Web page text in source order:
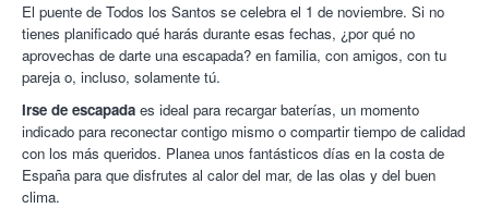
El puente de Todos los Santos se celebra el 1 de noviembre. Si no
tienes planificado qué harás durante esas fechas, ¿por qué no
aprovechas de darte una escapada? en familia, con amigos, con tu
pareja o, incluso, solamente tú.
Irse de escapada es ideal para recargar baterías, un momento
indicado para reconectar contigo mismo o compartir tiempo de calidad
con los más queridos. Planea unos fantásticos días en la costa de
España para que disfrutes al calor del mar, de las olas y del buen
clima.